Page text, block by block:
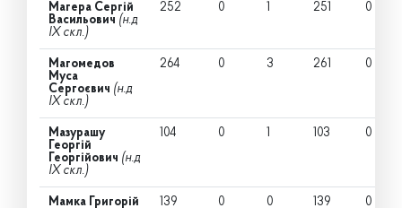
Магера Сергій
Васильович (н.д
IX скл.)
252 0 1 251 0
Магомедов
Муса
Сергоєвич (н.д
IX скл.)
264 0 3 261 0
Мазурашу
Георгій
Георгійович (н.д
IX скл.)
104 0 1 103 0
Мамка Григорій
139 0 0 139 0